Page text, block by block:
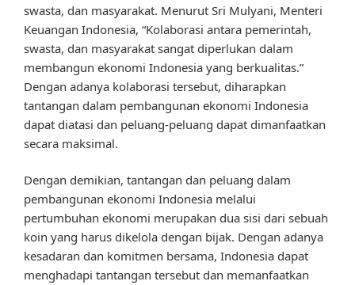
swasta, dan masyarakat. Menurut Sri Mulyani, Menteri
Keuangan Indonesia, “Kolaborasi antara pemerintah,
swasta, dan masyarakat sangat diperlukan dalam
membangun ekonomi Indonesia yang berkualitas.”
Dengan adanya kolaborasi tersebut, diharapkan
tantangan dalam pembangunan ekonomi Indonesia
dapat diatasi dan peluang-peluang dapat dimanfaatkan
secara maksimal.
Dengan demikian, tantangan dan peluang dalam
pembangunan ekonomi Indonesia melalui
pertumbuhan ekonomi merupakan dua sisi dari sebuah
koin yang harus dikelola dengan bijak. Dengan adanya
kesadaran dan komitmen bersama, Indonesia dapat
menghadapi tantangan tersebut dan memanfaatkan